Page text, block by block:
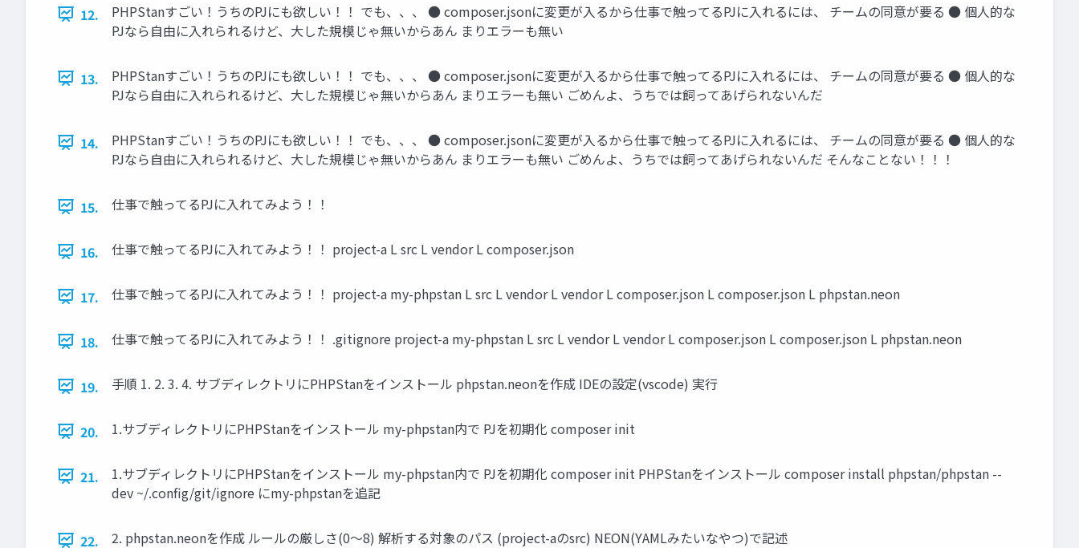
12.
PHPStanすごい！うちのPJにも欲しい！！ でも、、、 ● composer.jsonに変更が入るから仕事で触ってるPJに入れるには、 チームの同意が要る ● 個人的な
PJなら自由に入れられるけど、大した規模じゃ無いからあん まりエラーも無い
13.
PHPStanすごい！うちのPJにも欲しい！！ でも、、、 ● composer.jsonに変更が入るから仕事で触ってるPJに入れるには、 チームの同意が要る ● 個人的な
PJなら自由に入れられるけど、大した規模じゃ無いからあん まりエラーも無い ごめんよ、うちでは飼ってあげられないんだ
14.
PHPStanすごい！うちのPJにも欲しい！！ でも、、、 ● composer.jsonに変更が入るから仕事で触ってるPJに入れるには、 チームの同意が要る ● 個人的な
PJなら自由に入れられるけど、大した規模じゃ無いからあん まりエラーも無い ごめんよ、うちでは飼ってあげられないんだ そんなことない！！！
15. 仕事で触ってるPJに入れてみよう！！
16. 仕事で触ってるPJに入れてみよう！！ project-a L src L vendor L composer.json
17. 仕事で触ってるPJに入れてみよう！！ project-a my-phpstan L src L vendor L vendor L composer.json L composer.json L phpstan.neon
18. 仕事で触ってるPJに入れてみよう！！ .gitignore project-a my-phpstan L src L vendor L vendor L composer.json L composer.json L phpstan.neon
19. 手順 1. 2. 3. 4. サブディレクトリにPHPStanをインストール phpstan.neonを作成 IDEの設定(vscode) 実行
20. 1.サブディレクトリにPHPStanをインストール my-phpstan内で PJを初期化 composer init
21.
1.サブディレクトリにPHPStanをインストール my-phpstan内で PJを初期化 composer init PHPStanをインストール composer install phpstan/phpstan --
dev ~/.config/git/ignore にmy-phpstanを追記
22. 2. phpstan.neonを作成 ルールの厳しさ(0〜8) 解析する対象のパス (project-aのsrc) NEON(YAMLみたいなやつ)で記述